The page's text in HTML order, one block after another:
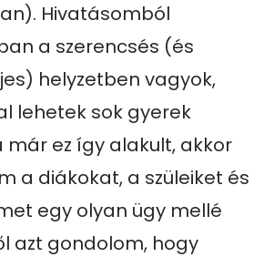
Hivatásomból
a szerencsés (és
helyzetben vagyok,
lehetek sok gyerek
már ez így alakult, akkor
a diákokat, a szüleiket és
egy olyan ügy mellé
azt gondolom, hogy